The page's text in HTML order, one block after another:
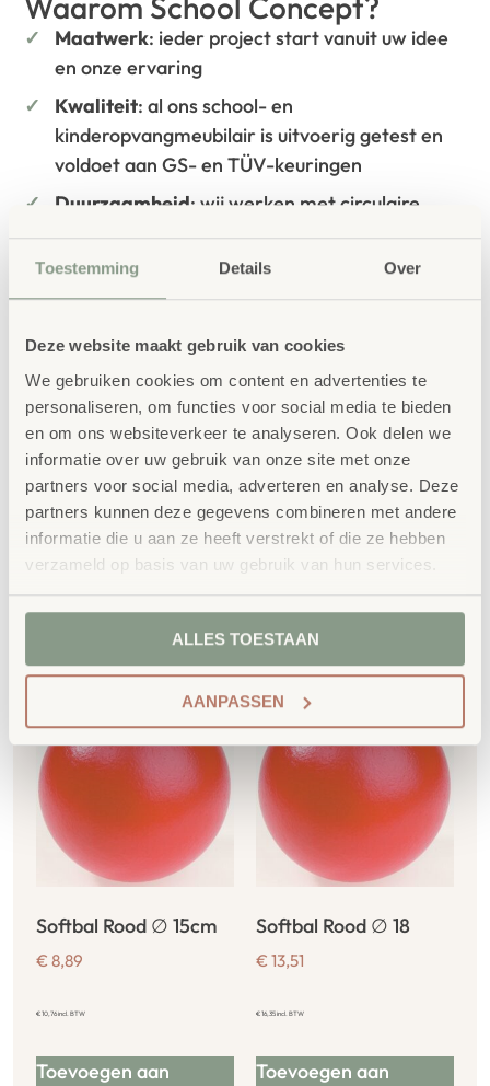
Toestemming Details Over
Deze website maakt gebruik van cookies
We gebruiken cookies om content en advertenties te
personaliseren, om functies voor social media te bieden
en om ons websiteverkeer te analyseren. Ook delen we
informatie over uw gebruik van onze site met onze
partners voor social media, adverteren en analyse. Deze
partners kunnen deze gegevens combineren met andere
informatie die u aan ze heeft verstrekt of die ze hebben
verzameld op basis van uw gebruik van hun services.
ALLES TOESTAAN
AANPASSEN
Maatwerk: ieder project start vanuit uw idee
en onze ervaring
Kwaliteit: al ons school- en
kinderopvangmeubilair is uitvoerig getest en
voldoet aan GS- en TÜV-keuringen
Duurzaamheid: wij werken met circulaire
producten, waaronder onzeOneWood-lijnvan
100% FSC
-gecertificeerd Scandinavisch hout.
Daarnaast zelfs voorzien van het
Extra informatie
SKU 763785
Gerelateerde
producten
Softbal Rood ∅ 15cm
€ 8,89
€10,76incl. BTW
Toevoegen aan
Softbal Rood ∅ 18
€ 13,51
€16,35incl. BTW
Toevoegen aan